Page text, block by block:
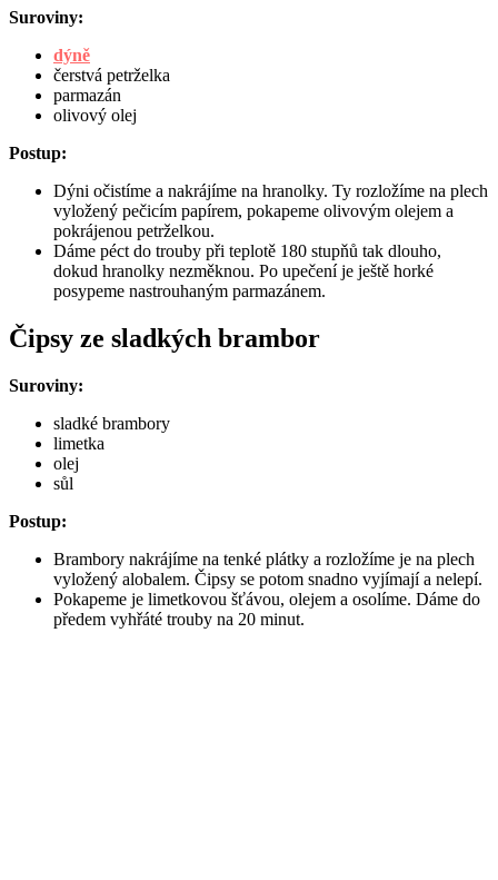
Suroviny:
dýně
čerstvá petrželka
parmazán
olivový olej
Postup:
Dýni očistíme a nakrájíme na hranolky. Ty rozložíme na plech
vyložený pečicím papírem, pokapeme olivovým olejem a
pokrájenou petrželkou.
Dáme péct do trouby při teplotě 180 stupňů tak dlouho,
dokud hranolky nezměknou. Po upečení je ještě horké
posypeme nastrouhaným parmazánem.
Čipsy ze sladkých brambor
Suroviny:
sladké brambory
limetka
olej
sůl
Postup:
Brambory nakrájíme na tenké plátky a rozložíme je na plech
vyložený alobalem. Čipsy se potom snadno vyjímají a nelepí.
Pokapeme je limetkovou šťávou, olejem a osolíme. Dáme do
předem vyhřáté trouby na 20 minut.